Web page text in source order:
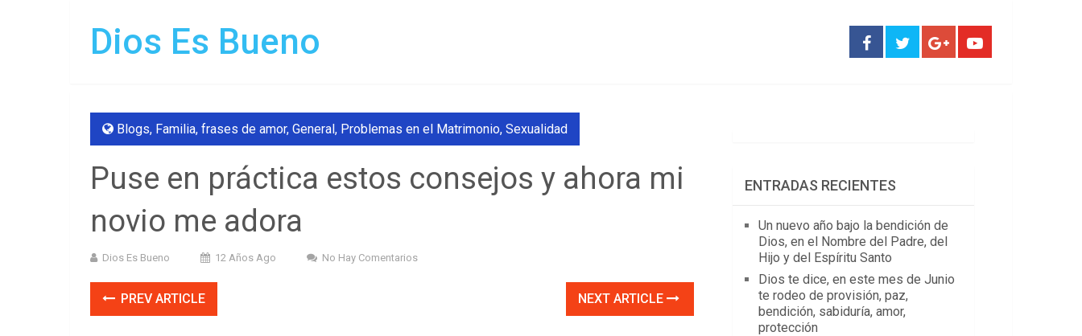
Dios Es Bueno
Blogs, Familia, frases de amor, General, Problemas en el Matrimonio, Sexualidad
Puse en práctica estos consejos y ahora mi
novio me adora
Dios Es Bueno 12 Años Ago No Hay Comentarios
PREV ARTICLE NEXT ARTICLE
ENTRADAS RECIENTES
Un nuevo año bajo la bendición de
Dios, en el Nombre del Padre, del
Hijo y del Espíritu Santo
Dios te dice, en este mes de Junio
te rodeo de provisión, paz,
bendición, sabiduría, amor,
protección